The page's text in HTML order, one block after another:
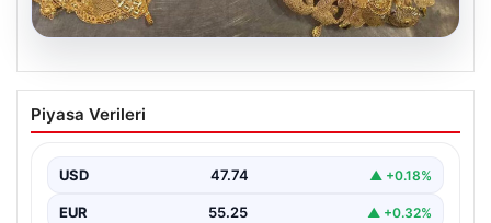
07.08.2026
Türkiye sınırında yakalandı. Toplam
değerleri 500 bin euronun üzerinde
bin euronun üzerinde değere ulaştı”, “content”: “…
Piyasa Verileri
USD 47.74 ▲ +0.18%
EUR 55.25 ▲ +0.32%